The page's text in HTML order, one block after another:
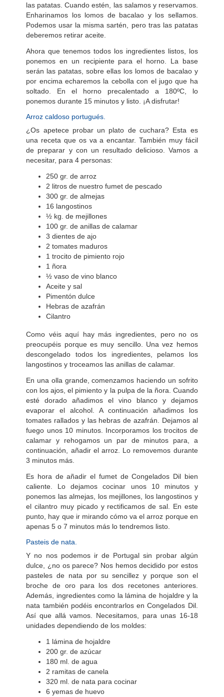
las patatas. Cuando estén, las salamos y reservamos.
Enharinamos los lomos de bacalao y los sellamos.
Podemos usar la misma sartén, pero tras las patatas
deberemos retirar aceite.
Ahora que tenemos todos los ingredientes listos, los
ponemos en un recipiente para el horno. La base
serán las patatas, sobre ellas los lomos de bacalao y
por encima echaremos la cebolla con el jugo que ha
soltado. En el horno precalentado a 180ºC, lo
ponemos durante 15 minutos y listo. ¡A disfrutar!
Arroz caldoso portugués.
¿Os apetece probar un plato de cuchara? Esta es
una receta que os va a encantar. También muy fácil
de preparar y con un resultado delicioso. Vamos a
necesitar, para 4 personas:
250 gr. de arroz
2 litros de nuestro fumet de pescado
300 gr. de almejas
16 langostinos
½ kg. de mejillones
100 gr. de anillas de calamar
3 dientes de ajo
2 tomates maduros
1 trocito de pimiento rojo
1 ñora
½ vaso de vino blanco
Aceite y sal
Pimentón dulce
Hebras de azafrán
Cilantro
Como véis aquí hay más ingredientes, pero no os
preocupéis porque es muy sencillo. Una vez hemos
descongelado todos los ingredientes, pelamos los
langostinos y troceamos las anillas de calamar.
En una olla grande, comenzamos haciendo un sofrito
con los ajos, el pimiento y la pulpa de la ñora. Cuando
esté dorado añadimos el vino blanco y dejamos
evaporar el alcohol. A continuación añadimos los
tomates rallados y las hebras de azafrán. Dejamos al
fuego unos 10 minutos. Incorporamos los trocitos de
calamar y rehogamos un par de minutos para, a
continuación, añadir el arroz. Lo removemos durante
3 minutos más.
Es hora de añadir el fumet de Congelados Dil bien
caliente. Lo dejamos cocinar unos 10 minutos y
ponemos las almejas, los mejillones, los langostinos y
el cilantro muy picado y rectificamos de sal. En este
punto, hay que ir mirando cómo va el arroz porque en
apenas 5 o 7 minutos más lo tendremos listo.
Pasteis de nata.
Y no nos podemos ir de Portugal sin probar algún
dulce, ¿no os parece? Nos hemos decidido por estos
pasteles de nata por su sencillez y porque son el
broche de oro para los dos recetones anteriores.
Además, ingredientes como la lámina de hojaldre y la
nata también podéis encontrarlos en Congelados Dil.
Así que allá vamos. Necesitamos, para unas 16-18
unidades dependiendo de los moldes:
1 lámina de hojaldre
200 gr. de azúcar
180 ml. de agua
2 ramitas de canela
320 ml. de nata para cocinar
6 yemas de huevo